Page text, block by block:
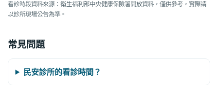
看診時段資料來源：衛生福利部中央健康保險署開放資料，僅供參考，實際請
以診所現場公告為準。
常見問題
民安診所的看診時間？